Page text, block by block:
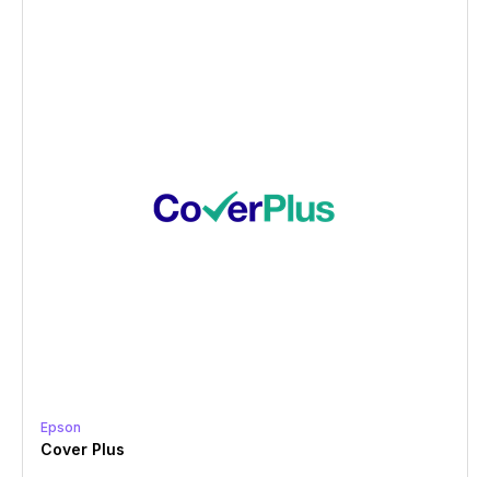
Epson
Cover Plus